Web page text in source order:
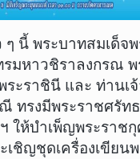
ๆ นี้ พระบาทสมเด็จ
มหาวชิราลงกรณ พ
ระราชินี และ ท่าน
ทรงมีพระราชศรัท
ให้บำเพ็ญพระราช
เชิญชุดเครื่องเขียน